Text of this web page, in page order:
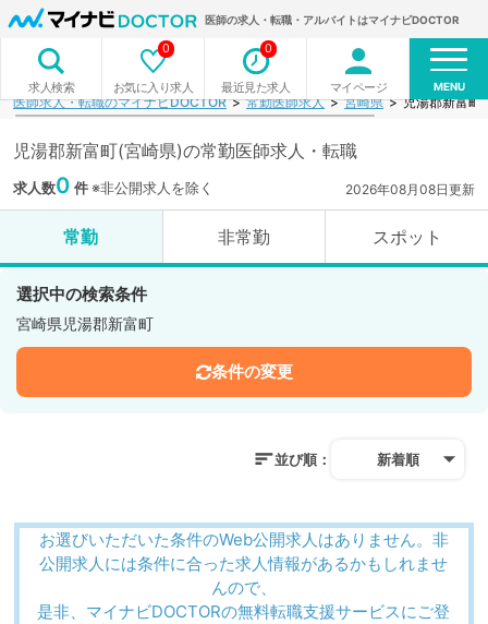
医師の求人・転職・アルバイトはマイナビDOCTOR
求人検索 お気に入り求人
0
最近見た求人
0
マイページ MENU
医師求人・転職のマイナビDOCTOR 常勤医師求人 宮崎県 児湯郡新富町
児湯郡新富町(宮崎県)の常勤医師求人・転職
求人数0 件※非公開求人を除く 2026年08月08日更新
常勤 非常勤 スポット
選択中の検索条件
宮崎県児湯郡新富町
条件の変更
並び順： 新着順
お選びいただいた条件のWeb公開求人はありません。非
公開求人には条件に合った求人情報があるかもしれませ
んので、
是非、マイナビDOCTORの無料転職支援サービスにご登